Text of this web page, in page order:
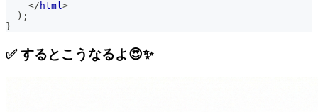
</ html>
) ;
}
✅ するとこうなるよ😍✨